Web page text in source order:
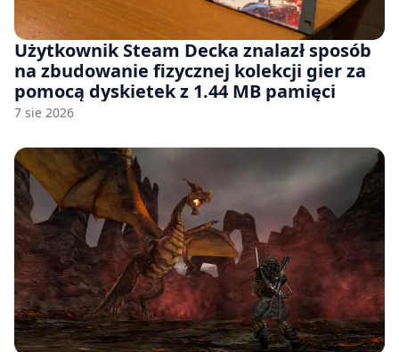
Użytkownik Steam Decka znalazł sposób
na zbudowanie fizycznej kolekcji gier za
pomocą dyskietek z 1.44 MB pamięci
7 sie 2026